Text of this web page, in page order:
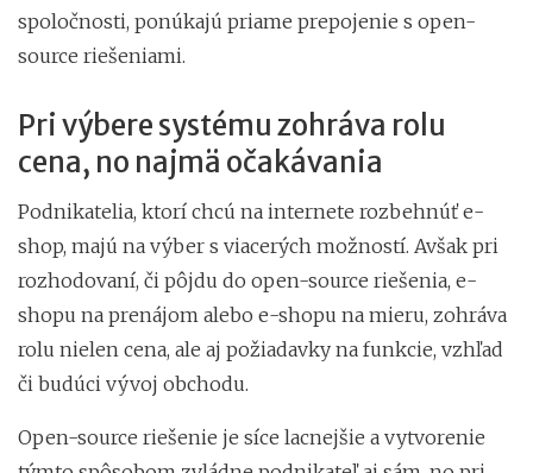
spoločnosti, ponúkajú priame prepojenie s open-
source riešeniami.
Pri výbere systému zohráva rolu
cena, no najmä očakávania
Podnikatelia, ktorí chcú na internete rozbehnúť e-
shop, majú na výber s viacerých možností. Avšak pri
rozhodovaní, či pôjdu do open-source riešenia, e-
shopu na prenájom alebo e-shopu na mieru, zohráva
rolu nielen cena, ale aj požiadavky na funkcie, vzhľad
či budúci vývoj obchodu.
Open-source riešenie je síce lacnejšie a vytvorenie